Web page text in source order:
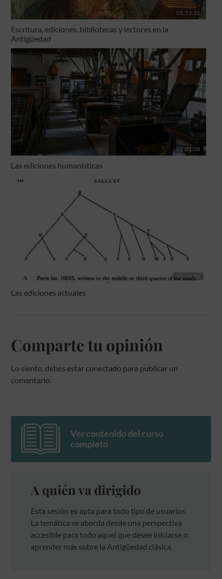
01:53:22
Escritura, ediciones, bibliotecas y lectores en la
Antigüedad
02:01:08
Las ediciones humanísticas
01:44:56
Las ediciones actuales
Comparte tu opinión
Lo siento, debes estar conectado para publicar un
comentario.
Ver contenido del curso
completo
A quién va dirigido
Esta sesión es apta para todo tipo de usuarios.
La temática se aborda desde una perspectiva
accesible para todo aquel que desee iniciarse o
aprender más sobre la Antigüedad clásica.